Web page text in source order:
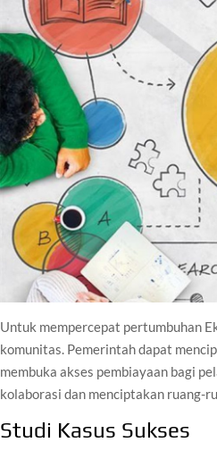
Untuk mempercepat pertumbuhan
komunitas. Pemerintah dapat
membuka akses pembiayaan bagi
kolaborasi dan menciptakan ruang-
Studi Kasus Sukses